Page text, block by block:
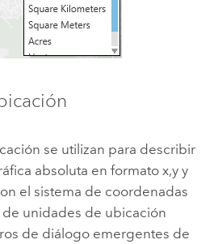
se utilizan para describir
absoluta en formato x,y y
el sistema de coordenadas
de unidades de ubicación
de diálogo emergentes de